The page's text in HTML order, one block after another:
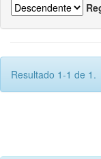
Resultado 1-1 de 1.